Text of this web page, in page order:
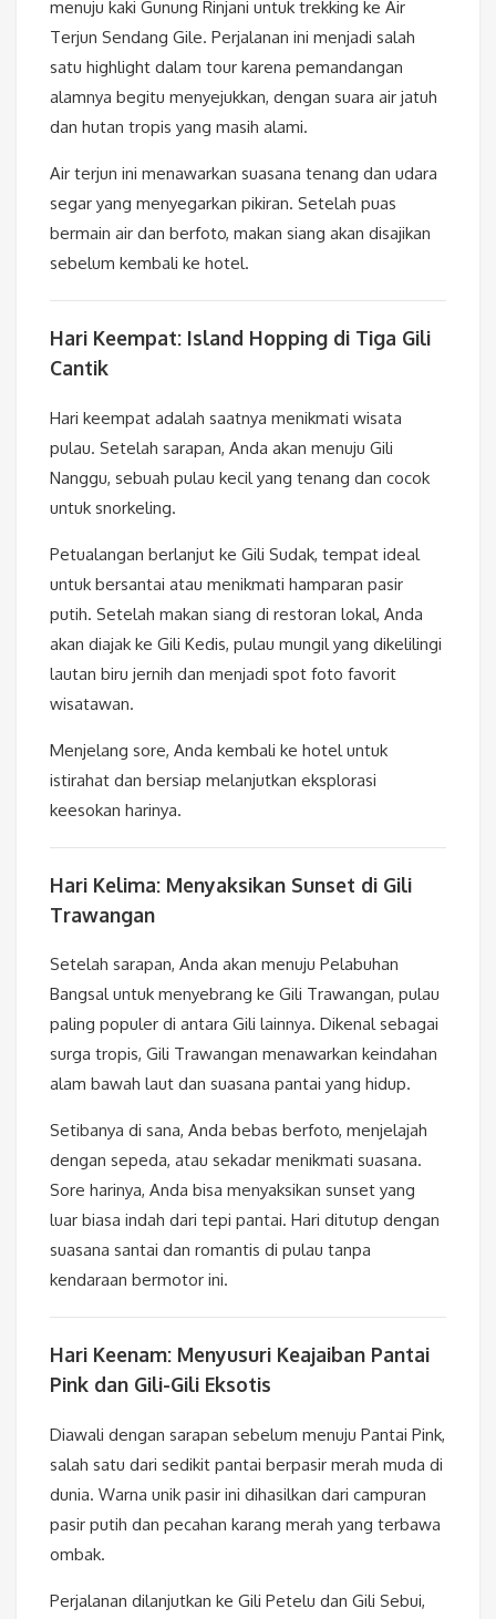
menuju kaki Gunung Rinjani untuk trekking ke Air
Terjun Sendang Gile. Perjalanan ini menjadi salah
satu highlight dalam tour karena pemandangan
alamnya begitu menyejukkan, dengan suara air jatuh
dan hutan tropis yang masih alami.
Air terjun ini menawarkan suasana tenang dan udara
segar yang menyegarkan pikiran. Setelah puas
bermain air dan berfoto, makan siang akan disajikan
sebelum kembali ke hotel.
Hari Keempat: Island Hopping di Tiga Gili
Cantik
Hari keempat adalah saatnya menikmati wisata
pulau. Setelah sarapan, Anda akan menuju Gili
Nanggu, sebuah pulau kecil yang tenang dan cocok
untuk snorkeling.
Petualangan berlanjut ke Gili Sudak, tempat ideal
untuk bersantai atau menikmati hamparan pasir
putih. Setelah makan siang di restoran lokal, Anda
akan diajak ke Gili Kedis, pulau mungil yang dikelilingi
lautan biru jernih dan menjadi spot foto favorit
wisatawan.
Menjelang sore, Anda kembali ke hotel untuk
istirahat dan bersiap melanjutkan eksplorasi
keesokan harinya.
Hari Kelima: Menyaksikan Sunset di Gili
Trawangan
Setelah sarapan, Anda akan menuju Pelabuhan
Bangsal untuk menyebrang ke Gili Trawangan, pulau
paling populer di antara Gili lainnya. Dikenal sebagai
surga tropis, Gili Trawangan menawarkan keindahan
alam bawah laut dan suasana pantai yang hidup.
Setibanya di sana, Anda bebas berfoto, menjelajah
dengan sepeda, atau sekadar menikmati suasana.
Sore harinya, Anda bisa menyaksikan sunset yang
luar biasa indah dari tepi pantai. Hari ditutup dengan
suasana santai dan romantis di pulau tanpa
kendaraan bermotor ini.
Hari Keenam: Menyusuri Keajaiban Pantai
Pink dan Gili-Gili Eksotis
Diawali dengan sarapan sebelum menuju Pantai Pink,
salah satu dari sedikit pantai berpasir merah muda di
dunia. Warna unik pasir ini dihasilkan dari campuran
pasir putih dan pecahan karang merah yang terbawa
ombak.
Perjalanan dilanjutkan ke Gili Petelu dan Gili Sebui,